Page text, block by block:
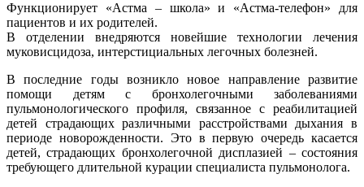
Функционирует «Астма – школа» и «Астма-телефон» для
пациентов и их родителей.
В отделении внедряются новейшие технологии лечения
муковисцидоза, интерстициальных легочных болезней.
В последние годы возникло новое направление развитие
помощи детям с бронхолегочными заболеваниями
пульмонологического профиля, связанное с реабилитацией
детей страдающих различными расстройствами дыхания в
периоде новорожденности. Это в первую очередь касается
детей, страдающих бронхолегочной дисплазией – состояния
требующего длительной курации специалиста пульмонолога.